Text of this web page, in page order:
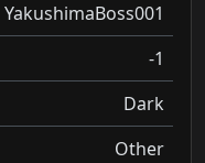
YakushimaBoss001
-1
Dark
Other